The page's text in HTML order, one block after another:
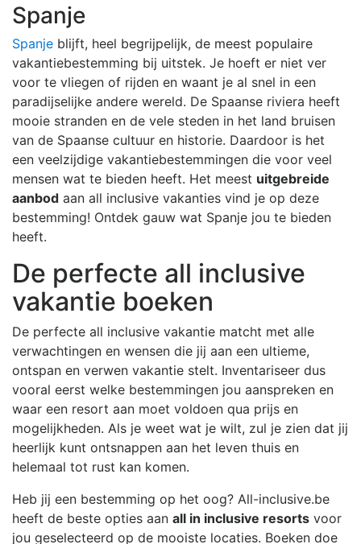
Spanje
Spanje blijft, heel begrijpelijk, de meest populaire
vakantiebestemming bij uitstek. Je hoeft er niet ver
voor te vliegen of rijden en waant je al snel in een
paradijselijke andere wereld. De Spaanse riviera heeft
mooie stranden en de vele steden in het land bruisen
van de Spaanse cultuur en historie. Daardoor is het
een veelzijdige vakantiebestemmingen die voor veel
mensen wat te bieden heeft. Het meest uitgebreide
aanbod aan all inclusive vakanties vind je op deze
bestemming! Ontdek gauw wat Spanje jou te bieden
heeft.
De perfecte all inclusive
vakantie boeken
De perfecte all inclusive vakantie matcht met alle
verwachtingen en wensen die jij aan een ultieme,
ontspan en verwen vakantie stelt. Inventariseer dus
vooral eerst welke bestemmingen jou aanspreken en
waar een resort aan moet voldoen qua prijs en
mogelijkheden. Als je weet wat je wilt, zul je zien dat jij
heerlijk kunt ontsnappen aan het leven thuis en
helemaal tot rust kan komen.
Heb jij een bestemming op het oog? All-inclusive.be
heeft de beste opties aan all in inclusive resorts voor
jou geselecteerd op de mooiste locaties. Boeken doe